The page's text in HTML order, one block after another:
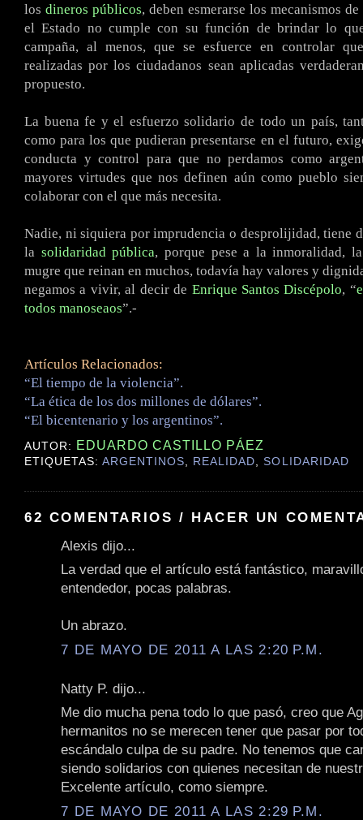
los dineros públicos, deben esmerarse los mecanismos
el Estado no cumple con su función de brindar lo
campaña, al menos, que se esfuerce en controlar
realizadas por los ciudadanos sean aplicadas
propuesto.
La buena fe y el esfuerzo solidario de todo un país,
como para los que pudieran presentarse en el futuro,
conducta y control para que no perdamos como
mayores virtudes que nos definen aún como pueblo
colaborar con el que más necesita.
Nadie, ni siquiera por imprudencia o desprolijidad, tiene
la solidaridad pública, porque pese a la inmoralidad,
mugre que reinan en muchos, todavía hay valores y
negamos a vivir, al decir de Enrique Santos Discépolo, “
todos manoseaos”.-
Artículos Relacionados:
“El tiempo de la violencia”.
“La ética de los dos millones de dólares”.
“El bicentenario y los argentinos”.
AUTOR: EDUARDO CASTILLO PÁEZ
ETIQUETAS:ARGENTINOS, REALIDAD,SOLIDARIDAD
62 COMENTARIOS / HACER UN
Alexis dijo...
La verdad que el artículo está fantástico,
entendedor, pocas palabras.
Un abrazo.
7 DE MAYO DE 2011 A LAS 2:20 P.M.
Natty P. dijo...
Me dio mucha pena todo lo que pasó, creo que
hermanitos no se merecen tener que pasar por
escándalo culpa de su padre. No tenemos que
siendo solidarios con quienes necesitan de
Excelente artículo, como siempre.
7 DE MAYO DE 2011 A LAS 2:29 P.M.